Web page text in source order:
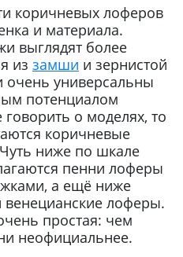
коричневых лоферов
и материала.
выглядят более
из замши и зернистой
универсальны
потенциалом
о моделях, то
коричневые
ниже по шкале
пенни лоферы
а ещё ниже
венецианские лоферы.
простая: чем
неофициальнее.